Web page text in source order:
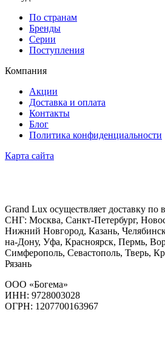
По странам
Бренды
Серии
Поступления
Компания
Акции
Доставка и оплата
Контакты
Блог
Политика конфиденциальности
Карта сайта
Grand Lux осуществляет доставку по
СНГ: Москва, Санкт-Петербург,
Нижний Новгород, Казань,
на-Дону, Уфа, Красноярск, Пермь,
Симферополь, Севастополь, Тверь,
Рязань
ООО «Богема»
ИНН: 9728003028
ОГРН: 1207700163967